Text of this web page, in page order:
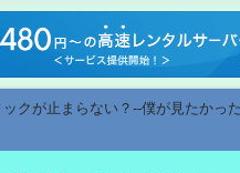
クが止まらない？--僕が見たか